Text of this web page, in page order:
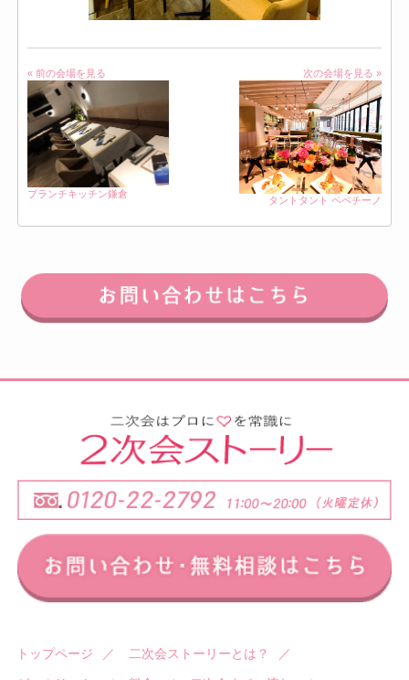
« 前の会場を見る
ブランチキッチン鎌倉
次の会場を見る »
タントタント ペペチーノ
トップページ ／ 二次会ストーリーとは？ ／